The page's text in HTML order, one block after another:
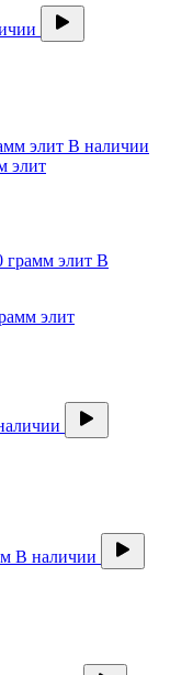
В наличии
элит
В
элит
В наличии